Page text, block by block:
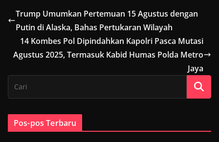
Trump Umumkan Pertemuan 15 Agustus dengan
Putin di Alaska, Bahas Pertukaran Wilayah
14 Kombes Pol Dipindahkan Kapolri Pasca Mutasi
Agustus 2025, Termasuk Kabid Humas Polda Metro
Jaya
Pos-pos Terbaru